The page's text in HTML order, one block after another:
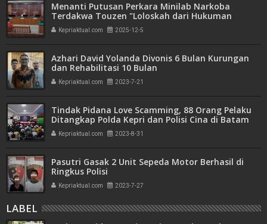
Menanti Putusan Perkara Minilab Narkoba
Terdakwa Touzen "Loloskah dari Hukuman
Seumur Hidup atau Mati"
Kepriaktual.com 2025-12-5
Azhari David Yolanda Divonis 6 Bulan Kurungan
dan Rehabilitasi 10 Bulan
Kepriaktual.com 2023-7-21
Tindak Pidana Love Scamming, 88 Orang Pelaku
Ditangkap Polda Kepri dan Polisi Cina di Batam
Kepriaktual.com 2023-8-31
Pasutri Gasak 2 Unit Sepeda Motor Berhasil di
Ringkus Polisi
Kepriaktual.com 2023-7-27
LABEL